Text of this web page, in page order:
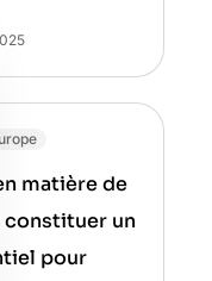
matière de
constituer un
pour